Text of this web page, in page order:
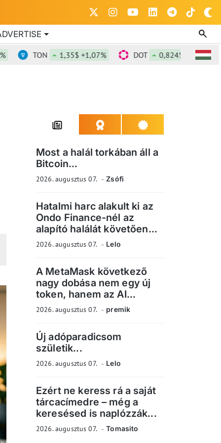
TON 1,35$ +1,07% DOT 0,824$ +0,29%
Most a halál torkában áll a
Bitcoin...
2026. augusztus 07. Zsófi
Hatalmi harc alakult ki az
Ondo Finance-nél az
alapító halálát követően...
2026. augusztus 07. Lelo
A MetaMask következő
nagy dobása nem egy új
token, hanem az AI...
2026. augusztus 07. premik
Új adóparadicsom
születik...
2026. augusztus 07. Lelo
Ezért ne keress rá a saját
tárcacímedre – még a
keresésed is naplózzák...
2026. augusztus 07. Tomasito